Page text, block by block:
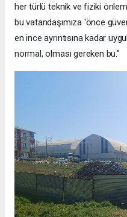
her türlü teknik ve fiziki
bu vatandaşımıza 'önce
en ince ayrıntısına kadar
normal, olması gereken bu."